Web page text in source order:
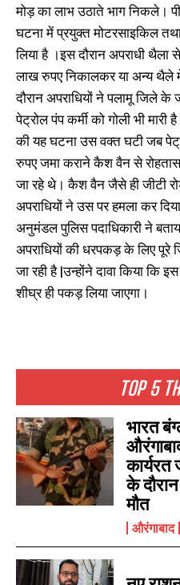
औरंगाबाद सांसद ने दिखाई बहादुरी,
महिला का चेन छीनकर भाग रहे
अपराधियों को 6 किलोमीटर तक पीछा
कर पकड़ा, पिस्टल और 7 कारतूस के
साथ, 3 अपराधी गिरफ्तार
May 5, 2023
In "औरंगाबाद"
खैरा नहर लूट कांड का पुलिस ने किया
उद्भेदन, सभी लुटेरे लूट के माल के साथ
गिरफ्तार
December 3, 2022
In "औरंगाबाद"
TOP 5
भारत
के
मौत
औरंगाबाद
मोड़ का लाभ उठाते भाग निकले।
घटना में प्रयुक्त मोटरसाइकिल
लिया है ।इस दौरान अपराधी
लाख रुपए निकालकर या अन्य
दौरान अपराधियों ने पलामू जिले के
पेट्रोल पंप कर्मी को गोली भी
की यह घटना उस वक्त घटी जब
रुपए जमा कराने कैश वैन से
जा रहे थे। कैश वैन जैसे ही जीटी
अपराधियों ने उस पर हमला कर
अनुमंडल पुलिस पदाधिकारी ने
अपराधियों की धरपकड़ के लिए पूरे
जा रही है |उन्होंने दावा किया कि
शीघ्र ही पकड़ लिया जाएगा।